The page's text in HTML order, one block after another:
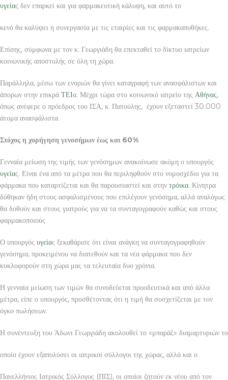
υγείας δεν επαρκεί και για φαρμακευτική κάλυψη, και αυτό το
κενό θα καλύψει η συνεργασία με τις εταιρίες και τις φαρμακαποθήκες.
Επίσης, σύμφωνα με τον κ. Γεωργιάδη θα επεκταθεί το δίκτυο ιατρείων
κοινωνικής αποστολής σε όλη τη χώρα.
Παράλληλα, μέσω των ενοριών θα γίνει καταγραφή των ανασφάλιστων και
άπορων στην επικρά ΤΕΙα. Μέχρι τώρα στο κοινωνικό ιατρείο της Αθήνας,
όπως ανέφερε ο πρόεδρος του ΙΣΑ, κ. Πατούλης, έχουν εξεταστεί 30.000
άτομα ανασφάλιστα.
Στόχος η χορήγηση γενοσήμων έως και 60%
Γενναία μείωση της τιμής των γενόσημων ανακοίνωσε ακόμη ο υπουργός
υγείας. Είναι ένα από τα μέτρα που θα περιληφθούν στο νομοσχέδιο για τα
φάρμακα που καταρτίζεται και θα παρουσιαστεί και στην τρόικα. Κίνητρα
δόθηκαν ήδη στους ασφαλισμένους που επιλέγουν γενόσημα, αλλά αναλόγως
θα δοθούν και στους γιατρούς για να τα συνταγογραφούν καθώς και στους
φαρμακοποιούς
Ο υπουργός υγείας ξεκαθάρισε ότι είναι ανάγκη να συνταγογραφηθούν
γενόσημα, προκειμένου να διατεθούν και τα νέα φάρμακα που δεν
κυκλοφορούν στη χώρα μας τα τελευταία δυο χρόνια.
Η γενναία μείωση των τιμών θα συνοδεύεται προοδευτικά και από άλλα
μέτρα, είπε ο υπουργός, προσθέτοντας ότι η τιμή θα συσχετίζεται με τον
όγκο πωλήσεων.
Η συνέντευξη του Άδωνι Γεωργιάδη ακολουθεί το «μπαράζ» διαμαρτυριών το
οποίο έχουν εξαπολύσει οι ιατρικοί σύλλογοι της χώρας, αλλά και ο
Πανελλήνιος Ιατρικός Σύλλογος (ΠΙΣ), οι οποίοι ζητούν εκ νέου από τον